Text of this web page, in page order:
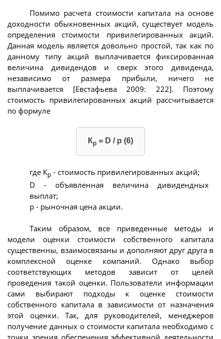
Помимо расчета стоимости капитала на основе
доходности обыкновенных акций, существует модель
определения стоимости привилегированных акций.
Данная модель является довольно простой, так как по
данному типу акций выплачивается фиксированная
величина дивидендов и сверх этого дивиденда,
независимо от размера прибыли, ничего не
выплачивается [Евстафьева 2009: 222]. Поэтому
стоимость привилегированных акций рассчитывается
по формуле
Кр = D / p (6)
где Кр - стоимость привилегированных акций;
D - объявленная величина дивидендных
выплат;
р - рыночная цена акции.
Таким образом, все приведенные методы и
модели оценки стоимости собственного капитала
существенны, взаимосвязаны и дополняют друг друга в
комплексной оценке компаний. Однако выбор
соответствующих методов зависит от целей
проведения такой оценки. Пользователи информации
сами выбирают подходы к оценке стоимости
собственного капитала в зависимости от назначения
этой оценки. Так, для руководителей, менеджеров
получение данных о стоимости капитала необходимо с